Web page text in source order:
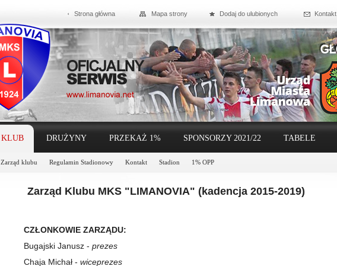
Strona główna Mapa strony Dodaj do ulubionych Kontakt
KLUB
Zarząd klubu Regulamin Stadionowy Kontakt Stadion 1% OPP
DRUŻYNY PRZEKAŻ 1% SPONSORZY 2021/22 TABELE
Zarząd Klubu MKS "LIMANOVIA" (kadencja 2015-2019)
CZŁONKOWIE ZARZĄDU:
Bugajski Janusz - prezes
Chaja Michał - wiceprezes